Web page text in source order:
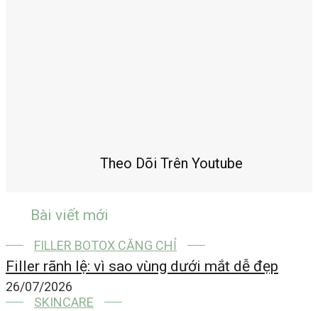
Theo Dõi Trên Youtube
Bài viết mới
FILLER BOTOX CĂNG CHỈ
Filler rãnh lệ: vì sao vùng dưới mắt dễ đẹp
26/07/2026
SKINCARE